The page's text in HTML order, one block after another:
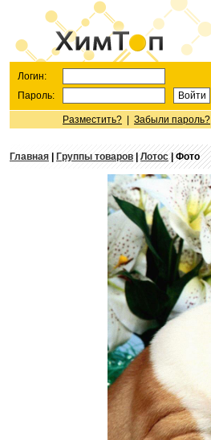
Логин:
Пароль:
Разместить? Забыли пароль?
Главная Группы товаров|Лотос| Фото